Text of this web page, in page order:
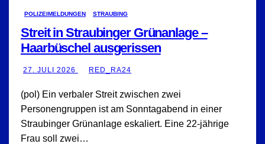
POLIZEIMELDUNGEN STRAUBING
Streit in Straubinger Grünanlage –
Haarbüschel ausgerissen
27. JULI 2026 RED_RA24
(pol) Ein verbaler Streit zwischen zwei
Personengruppen ist am Sonntagabend in einer
Straubinger Grünanlage eskaliert. Eine 22-jährige
Frau soll zwei…